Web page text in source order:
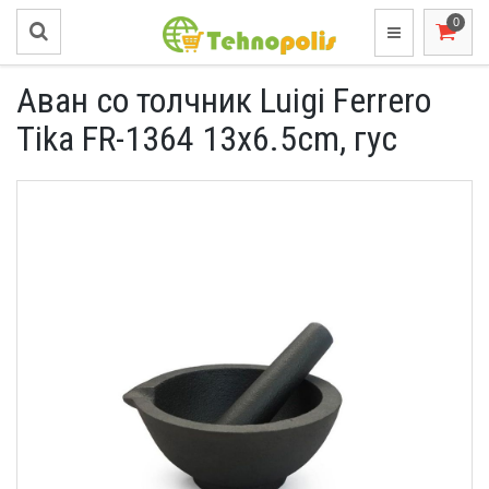
Аван со толчник Luigi Ferrero
Tika FR-1364 13x6.5cm, гус